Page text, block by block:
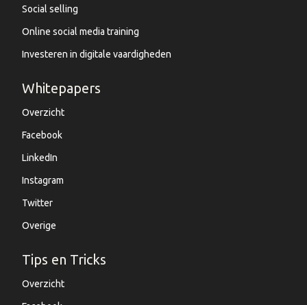
Social selling
Online social media training
Investeren in digitale vaardigheden
Whitepapers
Overzicht
Facebook
LinkedIn
Instagram
Twitter
Overige
Tips en Tricks
Overzicht